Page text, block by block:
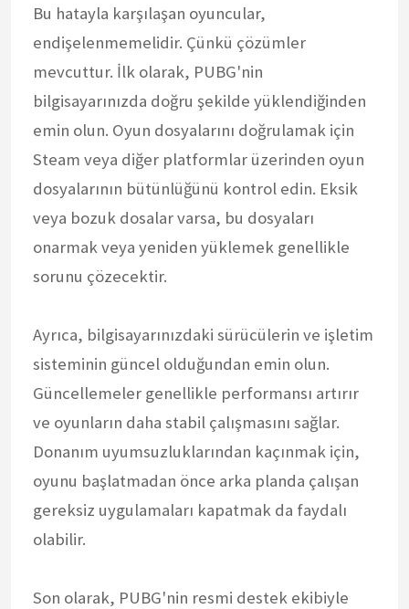
Bu hatayla karşılaşan oyuncular,
endişelenmemelidir. Çünkü çözümler
mevcuttur. İlk olarak, PUBG'nin
bilgisayarınızda doğru şekilde yüklendiğinden
emin olun. Oyun dosyalarını doğrulamak için
Steam veya diğer platformlar üzerinden oyun
dosyalarının bütünlüğünü kontrol edin. Eksik
veya bozuk dosalar varsa, bu dosyaları
onarmak veya yeniden yüklemek genellikle
sorunu çözecektir.
Ayrıca, bilgisayarınızdaki sürücülerin ve işletim
sisteminin güncel olduğundan emin olun.
Güncellemeler genellikle performansı artırır
ve oyunların daha stabil çalışmasını sağlar.
Donanım uyumsuzluklarından kaçınmak için,
oyunu başlatmadan önce arka planda çalışan
gereksiz uygulamaları kapatmak da faydalı
olabilir.
Son olarak, PUBG'nin resmi destek ekibiyle